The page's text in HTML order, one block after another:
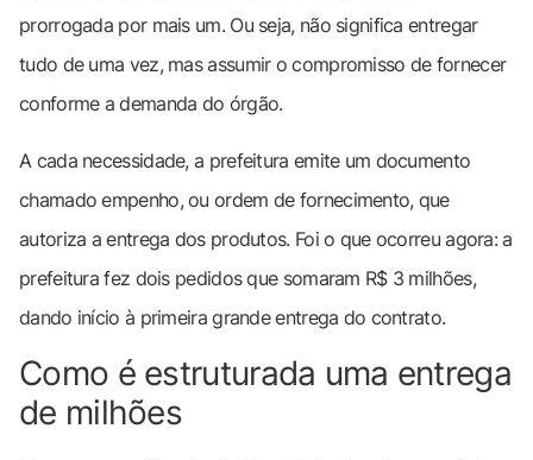
prorrogada por mais um. Ou seja, não significa entregar
tudo de uma vez, mas assumir o compromisso de fornecer
conforme a demanda do órgão.
A cada necessidade, a prefeitura emite um documento
chamado empenho, ou ordem de fornecimento, que
autoriza a entrega dos produtos. Foi o que ocorreu agora: a
prefeitura fez dois pedidos que somaram R$ 3 milhões,
dando início à primeira grande entrega do contrato.
Como é estruturada uma entrega
de milhões